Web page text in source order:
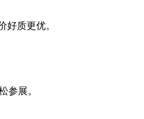
好质更优。
参展。